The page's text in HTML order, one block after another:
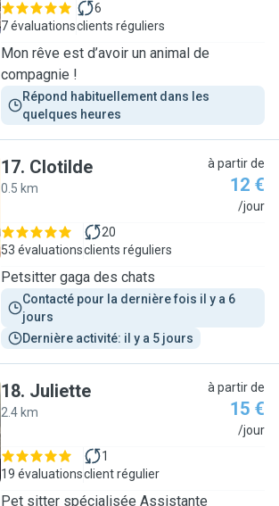
7 évaluations
6
clients réguliers
Mon rêve est d’avoir un animal de
compagnie !
Répond habituellement dans les
quelques heures
17. Clotilde
0.5 km
à partir de
12 €
/jour
53 évaluations
20
clients réguliers
Petsitter gaga des chats
Contacté pour la dernière fois il y a 6
jours
Dernière activité: il y a 5 jours
18. Juliette
2.4 km
à partir de
15 €
/jour
19 évaluations
1
client régulier
Pet sitter spécialisée Assistante